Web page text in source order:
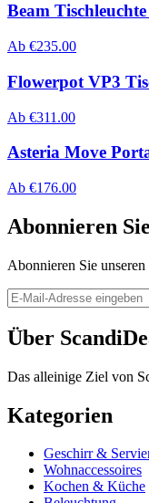
Beam
Ab €235.00
Flowerpot VP3
Ab €311.00
Asteria Move
Ab €176.00
Abonnieren
Abonnieren Sie
Über
Das alleinige Ziel von
Kategorien
Geschirr &
Wohnaccessoires
Kochen & Küche